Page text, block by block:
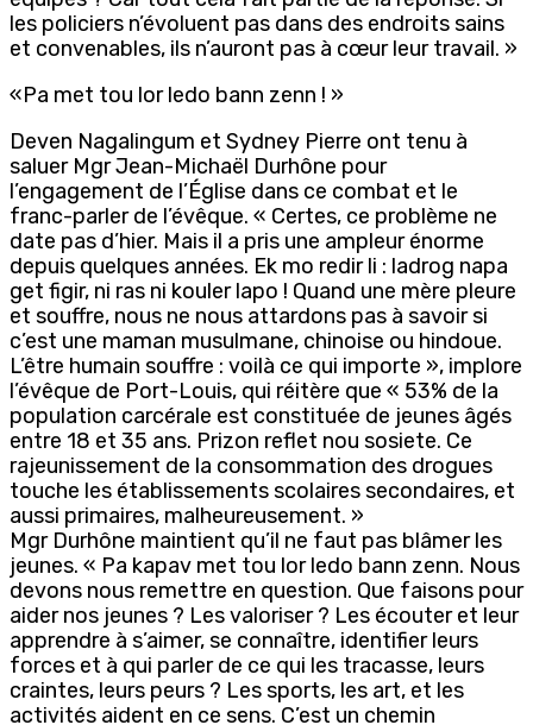
les policiers n’évoluent pas dans des endroits sains
et convenables, ils n’auront pas à cœur leur travail. »
«Pa met tou lor ledo bann zenn ! »
Deven Nagalingum et Sydney Pierre ont tenu à
saluer Mgr Jean-Michaël Durhône pour
l’engagement de l’Église dans ce combat et le
franc-parler de l’évêque. « Certes, ce problème ne
date pas d’hier. Mais il a pris une ampleur énorme
depuis quelques années. Ek mo redir li : ladrog napa
get figir, ni ras ni kouler lapo ! Quand une mère pleure
et souffre, nous ne nous attardons pas à savoir si
c’est une maman musulmane, chinoise ou hindoue.
L’être humain souffre : voilà ce qui importe », implore
l’évêque de Port-Louis, qui réitère que « 53% de la
population carcérale est constituée de jeunes âgés
entre 18 et 35 ans. Prizon reflet nou sosiete. Ce
rajeunissement de la consommation des drogues
touche les établissements scolaires secondaires, et
aussi primaires, malheureusement. »
Mgr Durhône maintient qu’il ne faut pas blâmer les
jeunes. « Pa kapav met tou lor ledo bann zenn. Nous
devons nous remettre en question. Que faisons pour
aider nos jeunes ? Les valoriser ? Les écouter et leur
apprendre à s’aimer, se connaître, identifier leurs
forces et à qui parler de ce qui les tracasse, leurs
craintes, leurs peurs ? Les sports, les art, et les
activités aident en ce sens. C’est un chemin